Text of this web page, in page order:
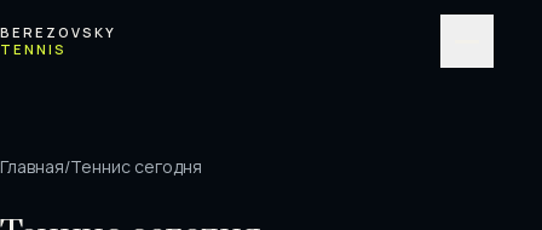
BEREZOVSKY
TENNIS
Главная/Теннис сегодня